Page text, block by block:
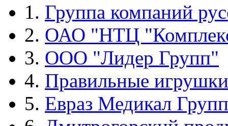
1. Группа компаний
2. ОАО "НТЦ
3. ООО "Лидер Групп"
4. Правильные игрушки
5. Евраз Медикал Групп